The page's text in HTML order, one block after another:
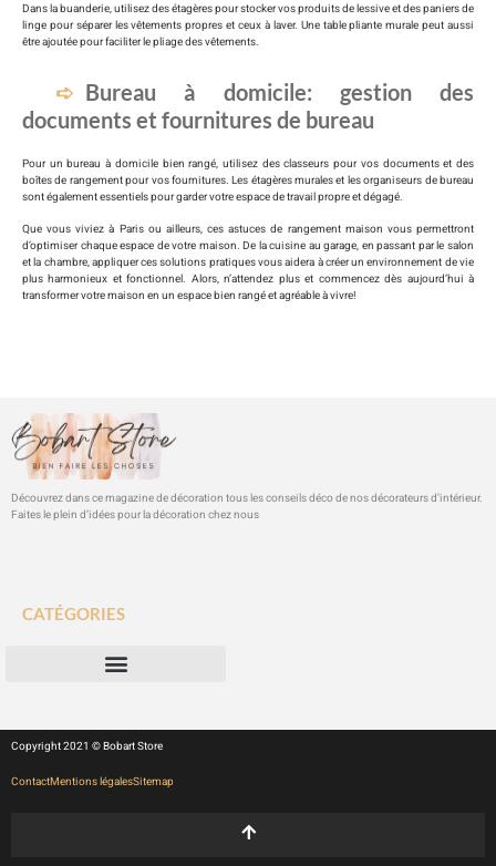
Dans la buanderie, utilisez des étagères pour stocker vos produits de lessive et des paniers de
linge pour séparer les vêtements propres et ceux à laver. Une table pliante murale peut aussi
être ajoutée pour faciliter le pliage des vêtements.
Bureau à domicile: gestion des
documents et fournitures de bureau
Pour un bureau à domicile bien rangé, utilisez des classeurs pour vos documents et des
boîtes de rangement pour vos fournitures. Les étagères murales et les organiseurs de bureau
sont également essentiels pour garder votre espace de travail propre et dégagé.
Que vous viviez à Paris ou ailleurs, ces astuces de rangement maison vous permettront
d’optimiser chaque espace de votre maison. De la cuisine au garage, en passant par le salon
et la chambre, appliquer ces solutions pratiques vous aidera à créer un environnement de vie
plus harmonieux et fonctionnel. Alors, n’attendez plus et commencez dès aujourd’hui à
transformer votre maison en un espace bien rangé et agréable à vivre!
Découvrez dans ce magazine de décoration tous les conseils déco de nos décorateurs d’intérieur.
Faites le plein d’idées pour la décoration chez nous
CATÉGORIES
Copyright 2021 © Bobart Store
ContactMentions légalesSitemap